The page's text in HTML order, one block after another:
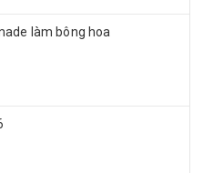
làm bông hoa